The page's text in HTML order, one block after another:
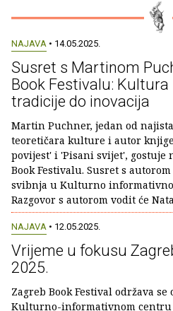
NAJAVA • 14.05.2025.
Susret s Martinom
Book Festivalu:
tradicije do inovacija
Martin Puchner, jedan od
teoretičara kulture i autor
povijest' i 'Pisani svijet', gostuje
Book Festivalu. Susret s
svibnja u Kulturno
Razgovor s autorom vodit će
NAJAVA • 12.05.2025.
Vrijeme u fokusu
2025.
Zagreb Book Festival održava se
Kulturno-informativnom centru